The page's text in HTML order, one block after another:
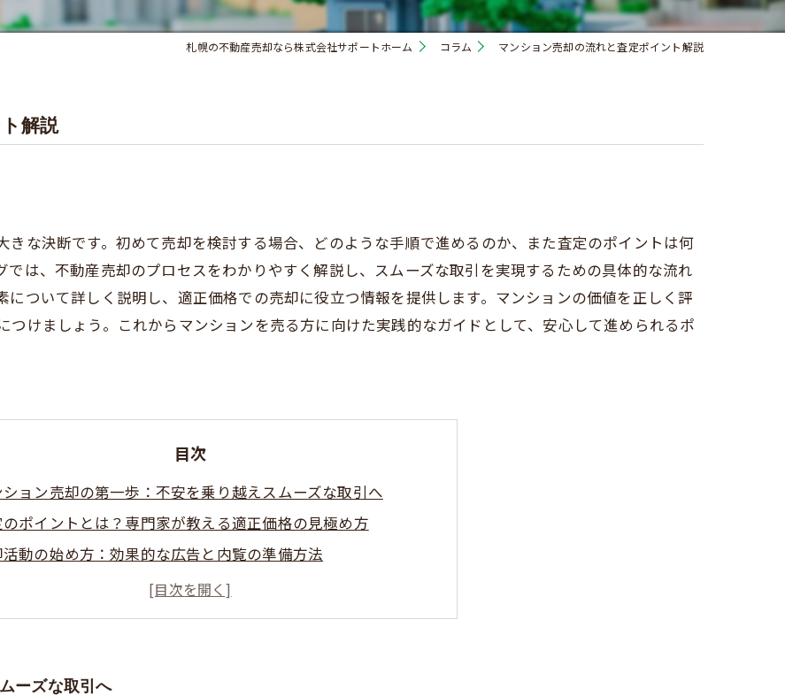
買い替え
札幌の不動産売却なら株式会社サポートホーム コラム マンション売却の流れと査定ポイント解説
解説
な決断です。初めて売却を検討する場合、どのような手順で進めるのか、また査定のポイントは何
は、不動産売却のプロセスをわかりやすく解説し、スムーズな取引を実現するための具体的な流れ
ついて詳しく説明し、適正価格での売却に役立つ情報を提供します。マンションの価値を正しく評
けましょう。これからマンションを売る方に向けた実践的なガイドとして、安心して進められるポ
目次
ション売却の第一歩：不安を乗り越えスムーズな取引へ
ポイントとは？専門家が教える適正価格の見極め方
活動の始め方：効果的な広告と内覧の準備方法
と契約のポイント：納得のいく取引を成功させる秘訣
了までの流れ総まとめ：安心して進めるために知るべきこと
に見落としがちなポイントとその対策
ーズな取引へ